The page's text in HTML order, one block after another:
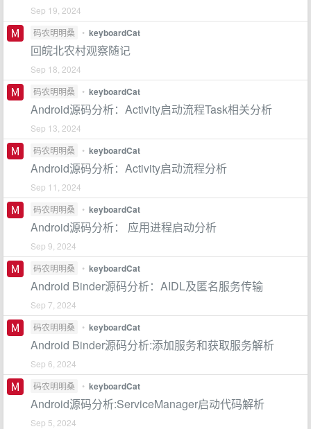
Sep 19, 2024
码农明明桑
• keyboardCat
回皖北农村观察随记
Sep 18, 2024
码农明明桑
• keyboardCat
Android源码分析：Activity启动流程Task相关分析
Sep 13, 2024
码农明明桑
• keyboardCat
Android源码分析：Activity启动流程分析
Sep 11, 2024
码农明明桑
• keyboardCat
Android源码分析： 应用进程启动分析
Sep 9, 2024
码农明明桑
• keyboardCat
Android Binder源码分析：AIDL及匿名服务传输
Sep 7, 2024
码农明明桑
• keyboardCat
Android Binder源码分析:添加服务和获取服务解析
Sep 6, 2024
码农明明桑
• keyboardCat
Android源码分析:ServiceManager启动代码解析
Sep 5, 2024